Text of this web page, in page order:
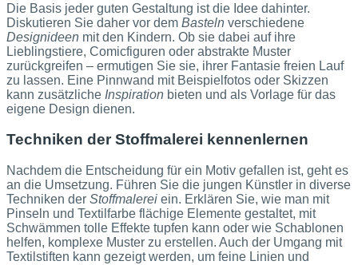
Die Basis jeder guten Gestaltung ist die Idee dahinter.
Diskutieren Sie daher vor dem Basteln verschiedene
Designideen mit den Kindern. Ob sie dabei auf ihre
Lieblingstiere, Comicfiguren oder abstrakte Muster
zurückgreifen – ermutigen Sie sie, ihrer Fantasie freien Lauf
zu lassen. Eine Pinnwand mit Beispielfotos oder Skizzen
kann zusätzliche Inspiration bieten und als Vorlage für das
eigene Design dienen.
Techniken der Stoffmalerei kennenlernen
Nachdem die Entscheidung für ein Motiv gefallen ist, geht es
an die Umsetzung. Führen Sie die jungen Künstler in diverse
Techniken der Stoffmalerei ein. Erklären Sie, wie man mit
Pinseln und Textilfarbe flächige Elemente gestaltet, mit
Schwämmen tolle Effekte tupfen kann oder wie Schablonen
helfen, komplexe Muster zu erstellen. Auch der Umgang mit
Textilstiften kann gezeigt werden, um feine Linien und